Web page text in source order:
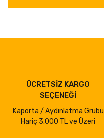
ÜCRETSİZ KARGO
SEÇENEĞİ
Kaporta / Aydınlatma Grubu
Hariç 3.000 TL ve Üzeri